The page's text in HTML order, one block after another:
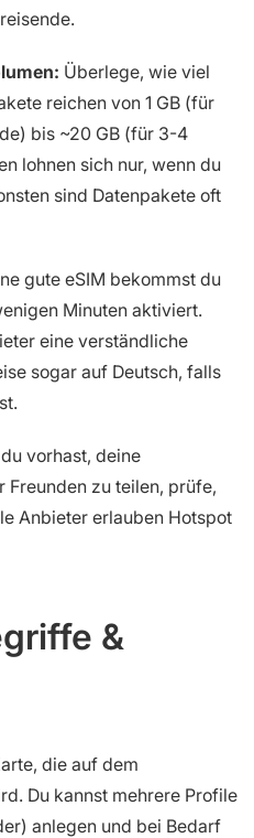
Überlege, wie viel
reichen von 1 GB (für
bis ~20 GB (für 3-4
lohnen sich nur, wenn du
sind Datenpakete oft
gute eSIM bekommst du
Minuten aktiviert.
eine verständliche
sogar auf Deutsch, falls
vorhast, deine
zu teilen, prüfe,
Anbieter erlauben Hotspot
&
die auf dem
Du kannst mehrere Profile
anlegen und bei Bedarf